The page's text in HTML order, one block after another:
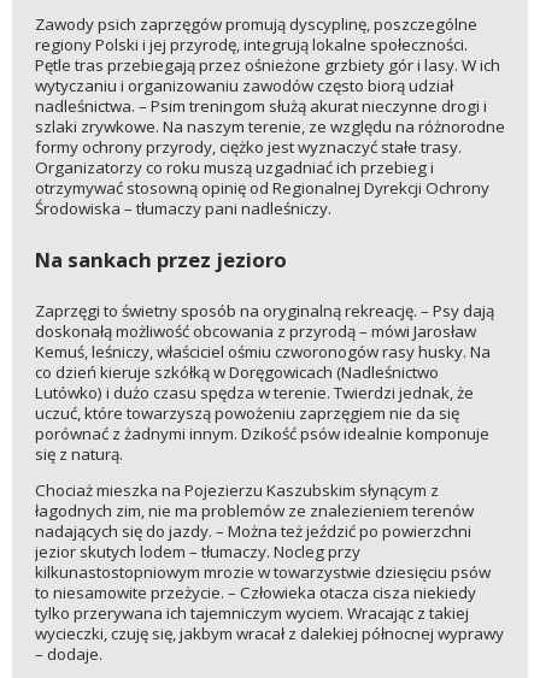
Zawody psich zaprzęgów promują dyscyplinę, poszczególne
regiony Polski i jej przyrodę, integrują lokalne społeczności.
Pętle tras przebiegają przez ośnieżone grzbiety gór i lasy. W ich
wytyczaniu i organizowaniu zawodów często biorą udział
nadleśnictwa. – Psim treningom służą akurat nieczynne drogi i
szlaki zrywkowe. Na naszym terenie, ze względu na różnorodne
formy ochrony przyrody, ciężko jest wyznaczyć stałe trasy.
Organizatorzy co roku muszą uzgadniać ich przebieg i
otrzymywać stosowną opinię od Regionalnej Dyrekcji Ochrony
Środowiska – tłumaczy pani nadleśniczy.
Na sankach przez jezioro
Zaprzęgi to świetny sposób na oryginalną rekreację. – Psy dają
doskonałą możliwość obcowania z przyrodą – mówi Jarosław
Kemuś, leśniczy, właściciel ośmiu czworonogów rasy husky. Na
co dzień kieruje szkółką w Doręgowicach (Nadleśnictwo
Lutówko) i dużo czasu spędza w terenie. Twierdzi jednak, że
uczuć, które towarzyszą powożeniu zaprzęgiem nie da się
porównać z żadnymi innym. Dzikość psów idealnie komponuje
się z naturą.
Chociaż mieszka na Pojezierzu Kaszubskim słynącym z
łagodnych zim, nie ma problemów ze znalezieniem terenów
nadających się do jazdy. – Można też jeździć po powierzchni
jezior skutych lodem – tłumaczy. Nocleg przy
kilkunastostopniowym mrozie w towarzystwie dziesięciu psów
to niesamowite przeżycie. – Człowieka otacza cisza niekiedy
tylko przerywana ich tajemniczym wyciem. Wracając z takiej
wycieczki, czuję się, jakbym wracał z dalekiej północnej wyprawy
– dodaje.